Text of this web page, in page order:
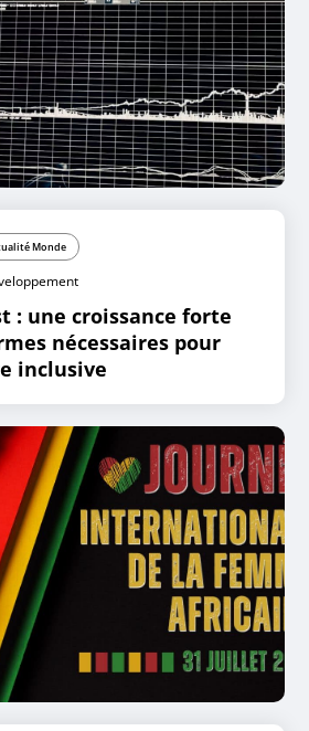
Monde
: une croissance forte
nécessaires pour
inclusive